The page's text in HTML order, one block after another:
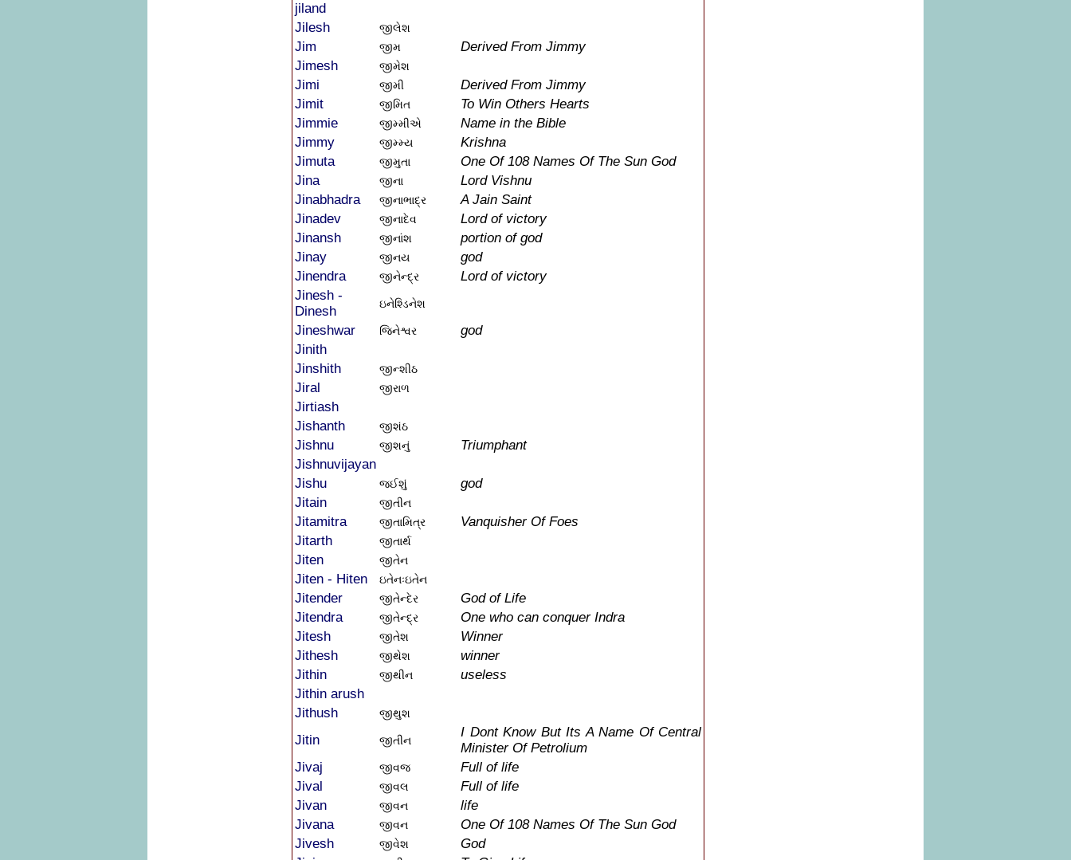
jiland
Jilesh
જીલેશ
Jim જીમ
Derived From Jimmy
Jimesh
જીમેશ
Jimi જીમી
Derived From Jimmy
Jimit
જીમિત
To Win Others Hearts
Jimmie
જીમ્મીએ
Name in the Bible
Jimmy
જીમ્મ્ય
Krishna
Jimuta
જીમુતા
One Of 108 Names Of The Sun God
Jina
જીના
Lord Vishnu
Jinabhadra
જીનાભાદ્ર
A Jain Saint
Jinadev
જીનાદેવ
Lord of victory
Jinansh
જીનાંશ
portion of god
Jinay
જીનય
god
Jinendra
જીનેન્દ્ર
Lord of victory
Jinesh -
Dinesh
ઇનેશ્ડિનેશ
Jineshwar જિનેશ્વર
god
Jinith
Jinshith
જીન્શીઠ
Jiral જીરાળ
Jirtiash
Jishanth
જીશંઠ
Jishnu જીશનું
Triumphant
Jishnuvijayan
Jishu
જઈશું
god
Jitain
જીતીન
Jitamitra જીતામિત્ર
Vanquisher Of Foes
Jitarth
જીતાર્થ
Jiten જીતેન
Jiten - Hiten ઇતેનઃઇતેન
Jitender જીતેન્દેર
God of Life
Jitendra
જીતેન્દ્ર
One who can conquer Indra
Jitesh
જીતેશ
Winner
Jithesh
જીથેશ
winner
Jithin
જીથીન
useless
Jithin arush
Jithush
જીથુશ
Jitin જીતીન
I Dont Know But Its A Name Of Central
Minister Of Petrolium
Jivaj
જીવજ
Full of life
Jival
જીવલ
Full of life
Jivan
જીવન
life
Jivana
જીવન
One Of 108 Names Of The Sun God
Jivesh
જીવેશ
God